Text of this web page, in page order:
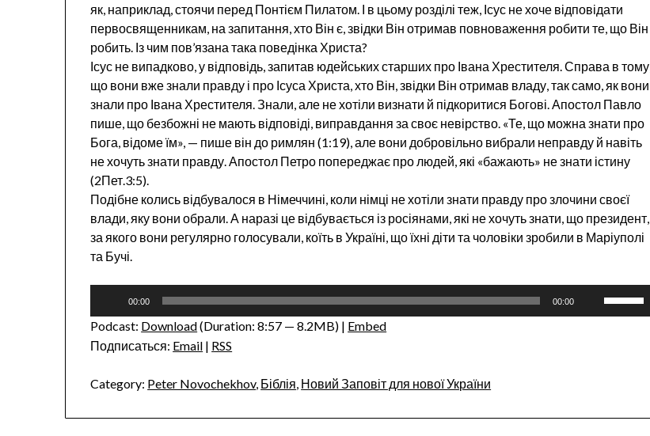
як, наприклад, стоячи перед Понтієм Пилатом. І в цьому розділі теж, Ісус не хоче відповідати
первосвященникам, на запитання, хто Він є, звідки Він отримав повноваження робити те, що Він
робить. Із чим пов’язана така поведінка Христа?
Ісус не випадково, у відповідь, запитав юдейських старших про Івана Хрестителя. Справа в тому,
що вони вже знали правду і про Ісуса Христа, хто Він, звідки Він отримав владу, так само, як вони
знали про Івана Хрестителя. Знали, але не хотіли визнати й підкоритися Богові. Апостол Павло
пише, що безбожні не мають відповіді, виправдання за своє невірство. «Те, що можна знати про
Бога, відоме їм», — пише він до римлян (1:19), але вони добровільно вибрали неправду й навіть
не хочуть знати правду. Апостол Петро попереджає про людей, які «бажають» не знати істину
(2Пет.3:5).
Подібне колись відбувалося в Німеччині, коли німці не хотіли знати правду про злочини своєї
влади, яку вони обрали. А наразі це відбувається із росіянами, які не хочуть знати, що президент,
за якого вони регулярно голосували, коїть в Україні, що їхні діти та чоловіки зробили в Маріуполі
та Бучі.
00:00 00:00
Podcast: Download(Duration: 8:57 — 8.2MB) | Embed
Подписаться: Email | RSS
Category: Peter Novochekhov, Біблія Новий Заповіт для нової України